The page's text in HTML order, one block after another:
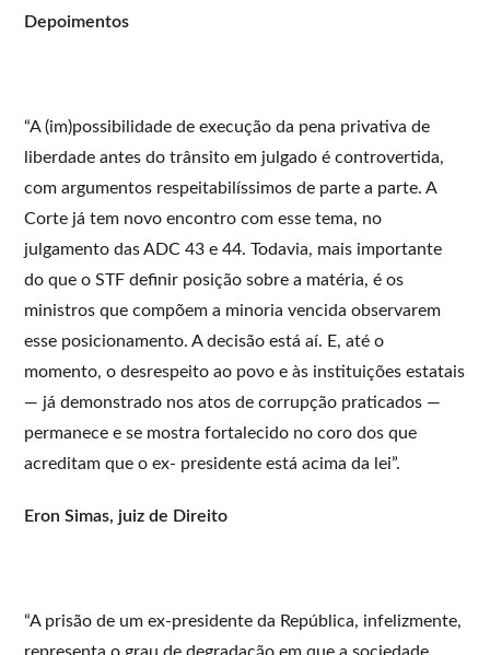
Depoimentos
“A (im)possibilidade de execução da pena privativa de
liberdade antes do trânsito em julgado é controvertida,
com argumentos respeitabilíssimos de parte a parte. A
Corte já tem novo encontro com esse tema, no
julgamento das ADC 43 e 44. Todavia, mais importante
do que o STF definir posição sobre a matéria, é os
ministros que compõem a minoria vencida observarem
esse posicionamento. A decisão está aí. E, até o
momento, o desrespeito ao povo e às instituições estatais
— já demonstrado nos atos de corrupção praticados —
permanece e se mostra fortalecido no coro dos que
acreditam que o ex- presidente está acima da lei”.
Eron Simas, juiz de Direito
“A prisão de um ex-presidente da República, infelizmente,
representa o grau de degradação em que a sociedade